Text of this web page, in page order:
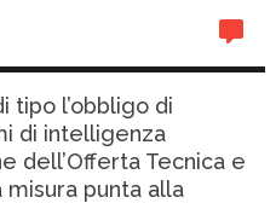
tipo l’obbligo di
di intelligenza
dell’Offerta Tecnica e
punta alla